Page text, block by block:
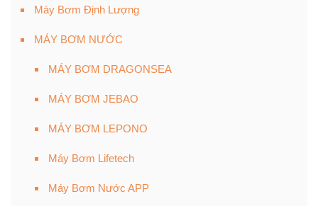
Máy Bơm Định Lượng
MÁY BƠM NƯỚC
MÁY BƠM DRAGONSEA
MÁY BƠM JEBAO
MÁY BƠM LEPONO
Máy Bơm Lifetech
Máy Bơm Nước APP